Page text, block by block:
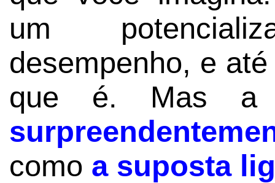
um
desempenho, e
que é. Mas a
como a suposta